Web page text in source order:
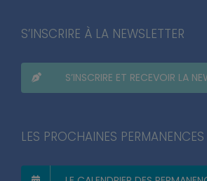
S’INSCRIRE À LA NEWSLETTER
S’INSCRIRE ET RECEVOIR LA
LES PROCHAINES PERMANENCES